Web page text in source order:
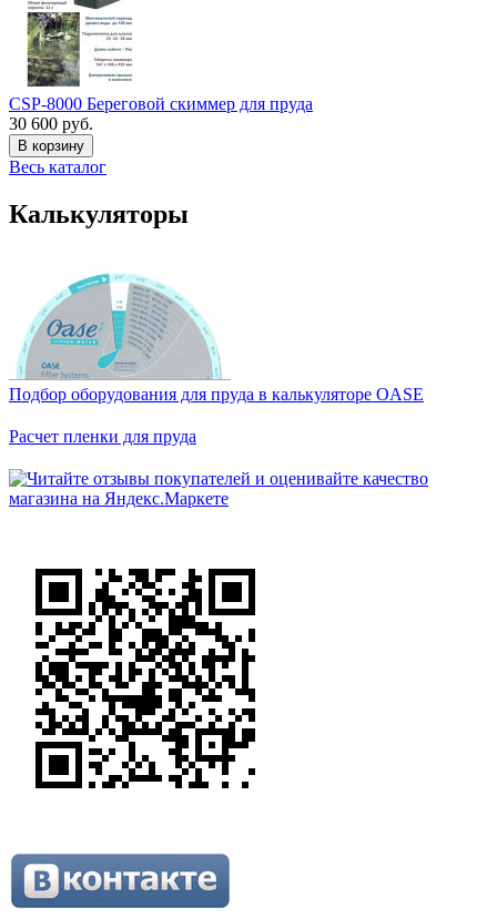
CSP-8000 Береговой скиммер для пруда
30 600 руб.
В корзину
Весь каталог
Калькуляторы
Подбор оборудования для пруда в калькуляторе OASE
Расчет пленки для пруда